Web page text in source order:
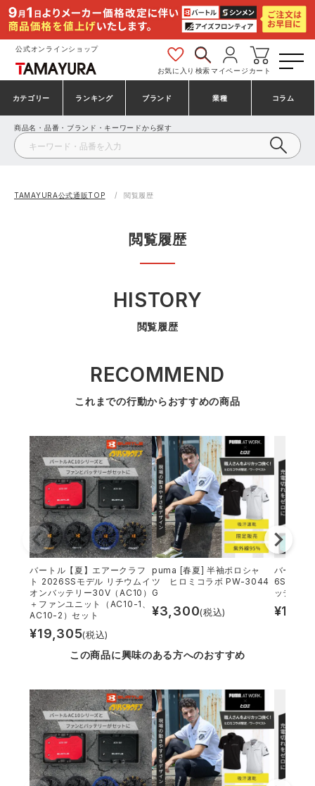
公式オンラインショップ
お気に入り 検索マイページ カート
カテゴリー
安全靴・作業靴
シューズ
アウトドア・スポーツ
ワークスーツ
コンプレッションウェア
作業用ポロシャツ
安全保護具
レインウェア・カッパ
作業用小物・アクセサリー
鞄・バッグ
ランキング
安全靴ランキング
安全靴スニーカーランキング
アウトドアウェアランキング
つなぎランキング
空調服ランキング
コンプレッションウェアランキング
作業用ポロシャツランキング
作業用手袋ランキング
レインウェアランキング
アイズフロンティア ランキング
TSDESIGN ランキング
ブランド
アシックス
プーマ
バートル
アイトス株式会社
桑和
山田辰 クレヒフク
おたふく手袋 マック
住商モンブラン ボンマックス
GUSH FORCE CUP
GDジャパン カーシーカシマ
日進ゴム
ハイパーV 丸五
ムービンカット グラディエーター
業種
建設・建築作業服
製造・工場作業服
配達・営業作業服
自動車整備士作業服
DIY・日曜大工作業服
飲食店ユニフォーム
運送・倉庫作業服
清掃・ビルメンテ作業服
夜間・高視認性安全服
医療白衣・介護服
コラム
商品名・品番・ブランド・キーワードから探す
TAMAYURA公式通販TOP 閲覧履歴
閲覧履歴
HISTORY
閲覧履歴
RECOMMEND
これまでの行動からおすすめの商品
バートル【夏】エアークラフ
ト 2026SSモデル リチウムイ
オンバッテリー30V（AC10）
＋ファンユニット（AC10-1、
AC10-2）セット
¥19,305(税込)
puma [春夏] 半袖ポロシャ
ツ ヒロミコラボ PW-3044
G
¥3,300(税込)
バートル
6SSモデ
ッテリー
¥
この商品に興味のある方へのおすすめ